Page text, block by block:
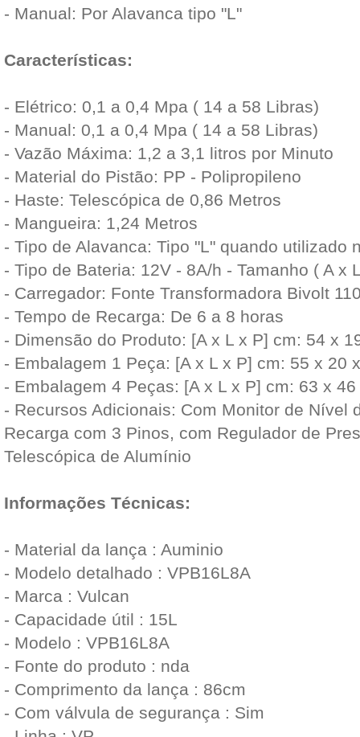
- Manual: Por Alavanca tipo "L"
Características:
- Elétrico: 0,1 a 0,4 Mpa ( 14 a 58 Libras)
- Manual: 0,1 a 0,4 Mpa ( 14 a 58 Libras)
- Vazão Máxima: 1,2 a 3,1 litros por Minuto
- Material do Pistão: PP - Polipropileno
- Haste: Telescópica de 0,86 Metros
- Mangueira: 1,24 Metros
- Tipo de Alavanca: Tipo "L" quando utilizado
- Tipo de Bateria: 12V - 8A/h - Tamanho ( A x
- Carregador: Fonte Transformadora Bivolt
- Tempo de Recarga: De 6 a 8 horas
- Dimensão do Produto: [A x L x P] cm: 54 x
- Embalagem 1 Peça: [A x L x P] cm: 55 x 20
- Embalagem 4 Peças: [A x L x P] cm: 63 x
- Recursos Adicionais: Com Monitor de Nível
Recarga com 3 Pinos, com Regulador de
Telescópica de Alumínio
Informações Técnicas:
- Material da lança : Auminio
- Modelo detalhado : VPB16L8A
- Marca : Vulcan
- Capacidade útil : 15L
- Modelo : VPB16L8A
- Fonte do produto : nda
- Comprimento da lança : 86cm
- Com válvula de segurança : Sim